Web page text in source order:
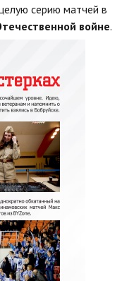
серию матчей в
войне.